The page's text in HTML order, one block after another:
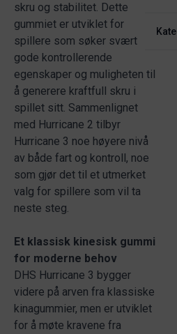
skru og stabilitet. Dette
gummiet er utviklet for
spillere som søker svært
gode kontrollerende
egenskaper og muligheten til
å generere kraftfull skru i
spillet sitt. Sammenlignet
med Hurricane 2 tilbyr
Hurricane 3 noe høyere nivå
av både fart og kontroll, noe
som gjør det til et utmerket
valg for spillere som vil ta
neste steg.
Et klassisk kinesisk gummi
for moderne behov
DHS Hurricane 3 bygger
videre på arven fra klassiske
kinagummier, men er utviklet
for å møte kravene fra